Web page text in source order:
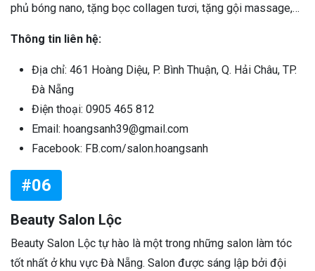
phủ bóng nano, tặng bọc collagen tươi, tặng gội massage,…
Thông tin liên hệ:
Địa chỉ: 461 Hoàng Diệu, P. Bình Thuận, Q. Hải Châu, TP.
Đà Nẵng
Điện thoại: 0905 465 812
Email: hoangsanh39@gmail.com
Facebook: FB.com/salon.hoangsanh
#06
Beauty Salon Lộc
Beauty Salon Lộc tự hào là một trong những salon làm tóc
tốt nhất ở khu vực Đà Nẵng. Salon được sáng lập bởi đội